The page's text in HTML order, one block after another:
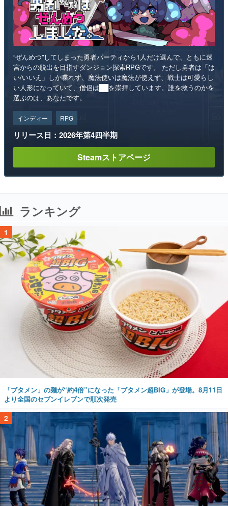
“ぜんめつ”してしまった勇者パーティから1人だけ選んで、ともに迷
宮からの脱出を目指すダンジョン探索RPGです。 ただし勇者は「は
い/いいえ」しか喋れず、魔法使いは魔法が使えず、戦士は可愛らし
い人形になっていて、僧侶は██を崇拝しています。誰を救うのかを
選ぶのは、あなたです。
インディー RPG
リリース日：2026年第4四半期
Steamストアページ
ランキング
1
「ブタメン」の麺が“約4倍”になった「ブタメン超BIG」が登場。8月11日
より全国のセブンイレブンで順次発売
2